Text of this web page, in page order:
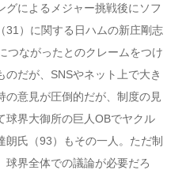
によるメジャー挑戦後にソフ
31）に関する日ハムの新庄剛志
つながったとのクレームをつけ
だが、SNSやネット上で大き
意見が圧倒的だが、制度の見
球界大御所の巨人OBでヤクル
朗氏（93）もその一人。ただ制
球界全体での議論が必要だろ